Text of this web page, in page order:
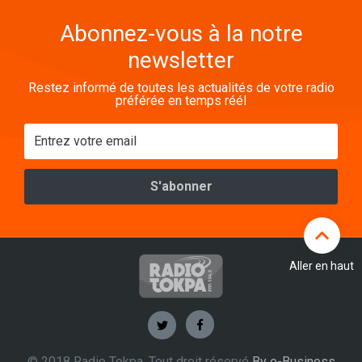
Abonnez-vous à la notre
newsletter
Restez informé de toutes les actualités de votre radio
préférée en temps réél
Aller en haut